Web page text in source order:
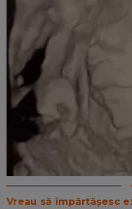
Vreau să împărtășesc